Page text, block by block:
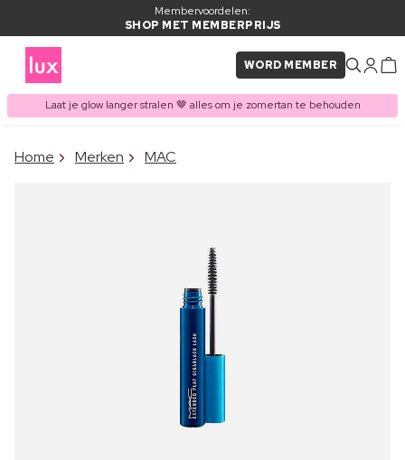
Membervoordelen:
SHOP MET MEMBERPRIJS
WORD MEMBER
Laat je glow langer stralen 🤎 alles om je zomertan te behouden
ITEM TOEGEVOEGD AAN
Home Merken MAC